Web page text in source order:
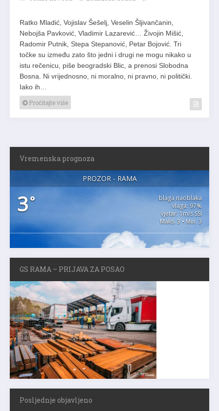
Ratko Mladić, Vojislav Šešelj, Veselin Šljivančanin,
Nebojša Pavković, Vladimir Lazarević… Živojin Mišić,
Radomir Putnik, Stepa Stepanović, Petar Bojović. Tri
točke su između zato što jedni i drugi ne mogu nikako u
istu rečenicu, piše beogradski Blic, a prenosi Slobodna
Bosna. Ni vrijednosno, ni moralno, ni pravno, ni politički.
Iako ih…
Pročitajte više
Vremenska prognoza
PROZOR - RAMA
3°
blaga naoblaka
vlaga: 97%
vjetar: 1m/s SSI
Maks. 3 • Min. 3
GS RAMA – PRIJAVA ZA POSAO
Posljednje objavljeno